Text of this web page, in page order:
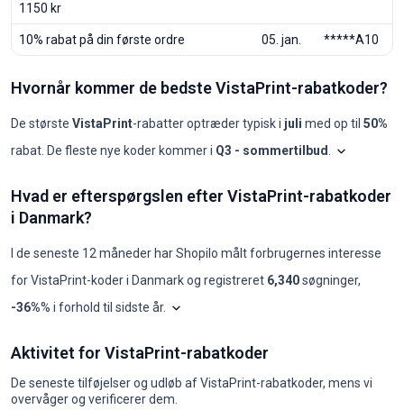
1150 kr
10% rabat på din første ordre 05. jan. *****A10
Hvornår kommer de bedste VistaPrint-rabatkoder?
De største VistaPrint-rabatter optræder typisk i juli med op til 50%
rabat. De fleste nye koder kommer i Q3 - sommertilbud
Måned Nye koderMaks. rabatMin. rabat Koder ≥50%Koder ≥70%
2025-080
2025-100 - - 0 0
-
2025-120 - - 0 0
2026-01 1 15%
2026-02 0 -
2026-040 - 0
2026-060 - 0 0
2026-076 50%
Hvad er efterspørgslen efter VistaPrint-rabatkoder
i Danmark?
I de seneste 12 måneder har Shopilo målt forbrugernes interesse
forVistaPrint-koder i Danmarkog registreret 6,340søgninger,
-36%% i forhold til sidste år.
år
jan. feb. mar. apr. maj jun. jul. aug.sep.
2024
880 1000 720 590590 720 590 1000
20251000720720 880 880590 590590 10 10 30
1600
Aktivitet for VistaPrint-rabatkoder
De seneste tilføjelser og udløb af VistaPrint-rabatkoder, mens vi
overvåger og verificerer dem.